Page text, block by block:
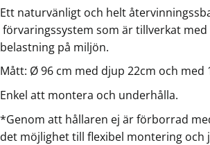
Ett naturvänligt och helt
förvaringssystem som är tillverkat
belastning på miljön.
Mått: Ø 96 cm med djup 22cm och med
Enkel att montera och underhålla.
*Genom att hållaren ej är förborrad
det möjlighet till flexibel montering och